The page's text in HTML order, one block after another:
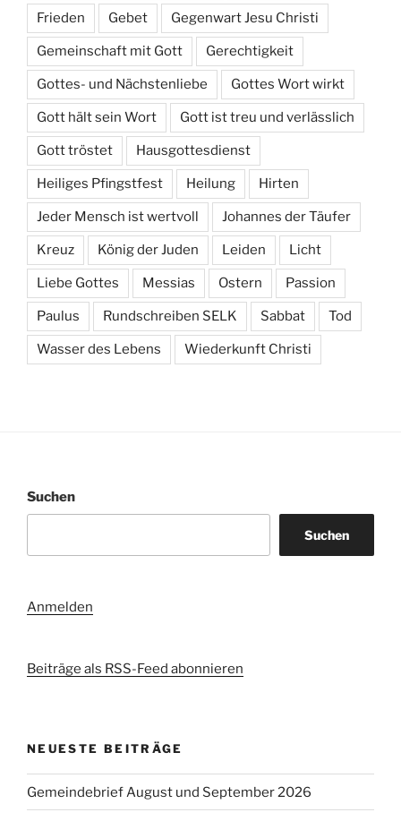
Frieden Gebet Gegenwart Jesu Christi
Gemeinschaft mit Gott Gerechtigkeit
Gottes- und Nächstenliebe Gottes Wort wirkt
Gott hält sein Wort Gott ist treu und verlässlich
Gott tröstet Hausgottesdienst
Heiliges Pfingstfest Heilung Hirten
Jeder Mensch ist wertvoll Johannes der Täufer
Kreuz König der Juden Leiden Licht
Liebe Gottes Messias Ostern Passion
Paulus Rundschreiben SELK Sabbat Tod
Wasser des Lebens Wiederkunft Christi
Suchen
Suchen
Anmelden
Beiträge als RSS-Feed abonnieren
NEUESTE BEITRÄGE
Gemeindebrief August und September 2026